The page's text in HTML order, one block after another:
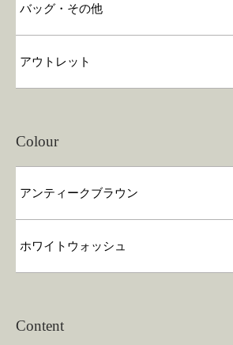
バッグ・その他
アウトレット
Colour
アンティークブラウン
ホワイトウォッシュ
Content